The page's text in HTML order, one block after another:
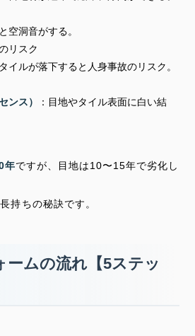
空洞音がする。
リスク
イルが落下すると人身事故のリスク。
ンス）
：目地やタイル表面に白い結
年ですが、目地は10〜15年で劣化し
持ちの秘訣です。
ームの流れ【5ステッ